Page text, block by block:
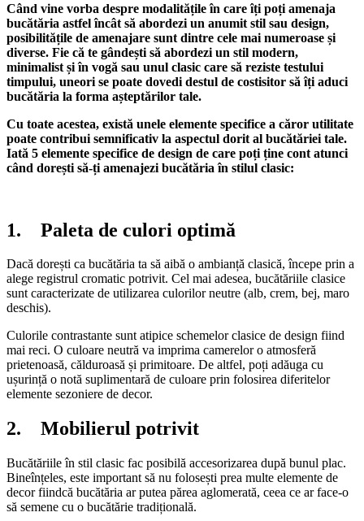
Când vine vorba despre modalitățile în care îți poți amenaja
bucătăria astfel încât să abordezi un anumit stil sau design,
posibilitățile de amenajare sunt dintre cele mai numeroase și
diverse. Fie că te gândești să abordezi un stil modern,
minimalist și în vogă sau unul clasic care să reziste testului
timpului, uneori se poate dovedi destul de costisitor să îți aduci
bucătăria la forma așteptărilor tale.
Cu toate acestea, există unele elemente specifice a căror utilitate
poate contribui semnificativ la aspectul dorit al bucătăriei tale.
Iată 5 elemente specifice de design de care poți ține cont atunci
când dorești să-ți amenajezi bucătăria în stilul clasic:
1. Paleta de culori optimă
Dacă dorești ca bucătăria ta să aibă o ambianță clasică, începe prin a
alege registrul cromatic potrivit. Cel mai adesea, bucătăriile clasice
sunt caracterizate de utilizarea culorilor neutre (alb, crem, bej, maro
deschis).
Culorile contrastante sunt atipice schemelor clasice de design fiind
mai reci. O culoare neutră va imprima camerelor o atmosferă
prietenoasă, călduroasă și primitoare. De altfel, poți adăuga cu
ușurință o notă suplimentară de culoare prin folosirea diferitelor
elemente sezoniere de decor.
2. Mobilierul potrivit
Bucătăriile în stil clasic fac posibilă accesorizarea după bunul plac.
Bineînțeles, este important să nu folosești prea multe elemente de
decor fiindcă bucătăria ar putea părea aglomerată, ceea ce ar face-o
să semene cu o bucătărie tradițională.